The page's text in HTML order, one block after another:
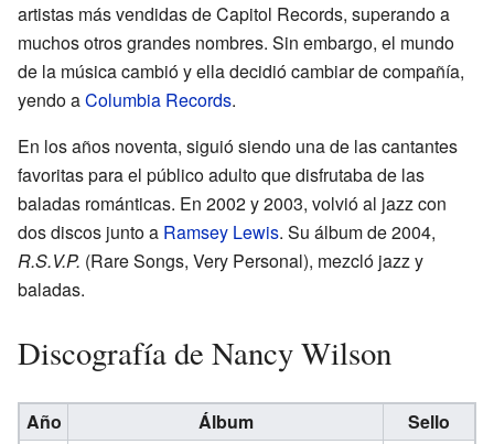
artistas más vendidas de Capitol Records, superando a
muchos otros grandes nombres. Sin embargo, el mundo
de la música cambió y ella decidió cambiar de compañía,
yendo aColumbia Records.
En los años noventa, siguió siendo una de las cantantes
favoritas para el público adulto que disfrutaba de las
baladas románticas. En 2002 y 2003, volvió al jazz con
dos discos junto a Ramsey Lewis. Su álbum de 2004,
R.S.V.P. (Rare Songs, Very Personal), mezcló jazz y
baladas.
Discografía de Nancy Wilson
Año Álbum
Sello